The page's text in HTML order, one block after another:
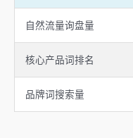
自然流量询盘量
核心产品词排名
品牌词搜索量